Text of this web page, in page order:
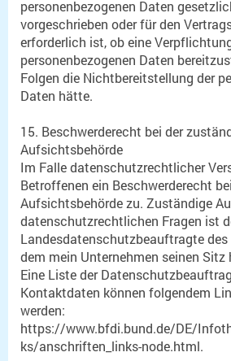
personenbezogenen Daten
vorgeschrieben oder für den
erforderlich ist, ob eine
personenbezogenen Daten
Folgen die Nichtbereitstellung der
Daten hätte.
15. Beschwerderecht bei der
Aufsichtsbehörde
Im Falle datenschutzrechtlicher
Betroffenen ein Beschwerderecht
Aufsichtsbehörde zu. Zuständige
datenschutzrechtlichen Fragen ist
Landesdatenschutzbeauftragte des
dem mein Unternehmen seinen Sitz
Eine Liste der
Kontaktdaten können folgendem
werden:
https://www.bfdi.bund.de/DE/
ks/anschriften_links-node.html.